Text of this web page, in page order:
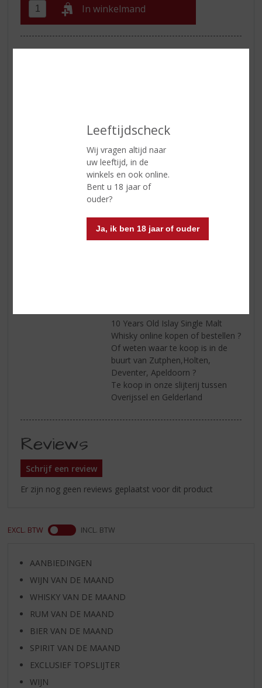
Leeftijdscheck
Wij vragen altijd naar
uw leeftijd, in de
winkels en ook online.
Bent u 18 jaar of
ouder?
Ja, ik ben 18 jaar of ouder
In winkelmand
100 CL
Alcoholpercentage
40% vol
Amber
Aroma’s van gedroogd fruit,
Sevilla sinaasappels en
Tonen van sultanarozijnen,
10 Years Old Islay Single Malt
Whisky online kopen of bestellen ?
Of weten waar te koop is in de
buurt van Zutphen,Holten,
Deventer, Apeldoorn ?
Te koop in onze slijterij tussen
Overijssel en Gelderland
Reviews
Schrijf een review
Er zijn nog geen reviews geplaatst voor dit product
EXCL. BTW INCL. BTW
AANBIEDINGEN
WIJN VAN DE MAAND
WHISKY VAN DE MAAND
RUM VAN DE MAAND
BIER VAN DE MAAND
SPIRIT VAN DE MAAND
EXCLUSIEF TOPSLIJTER
WIJN